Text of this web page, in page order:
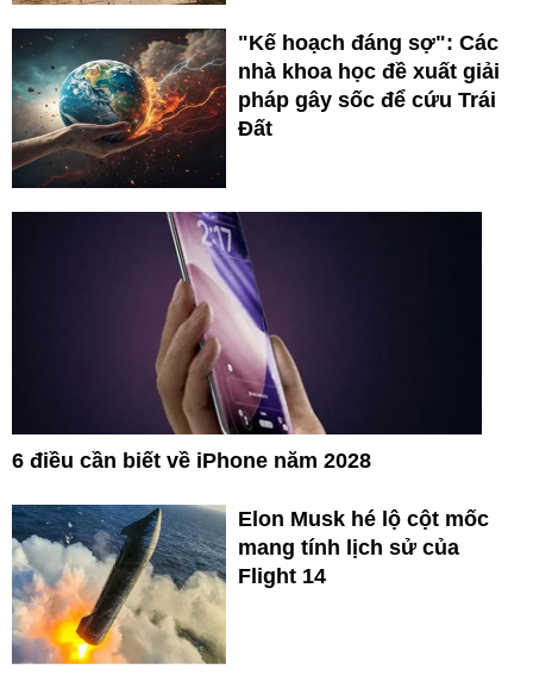
"Kế hoạch đáng sợ": Các
nhà khoa học đề xuất giải
pháp gây sốc để cứu Trái
Đất
6 điều cần biết về iPhone năm 2028
Elon Musk hé lộ cột mốc
mang tính lịch sử của
Flight 14